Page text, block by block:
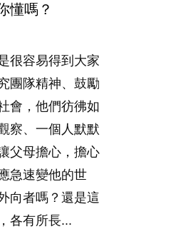
懂嗎？
很容易得到大家
團隊精神、鼓勵
會，他們彷彿如
察、一個人默默
父母擔心，擔心
急速變他的世
向者嗎？還是這
各有所長...
做好？
開始越好，有人
會令孩子感到混
聽專家怎樣說，
...
，沒捷徑
要跟相愛的人結
，但生了孩子卻
經營婚姻，不
也不是大家說得
姻的真相！...
個「叻仔叻
常自理井井有
無一，還是魚與
己，父母如何
同兒女應對功課
子時間，尚要處
父母的，有千百
一樣重要至極
己的情緒和心